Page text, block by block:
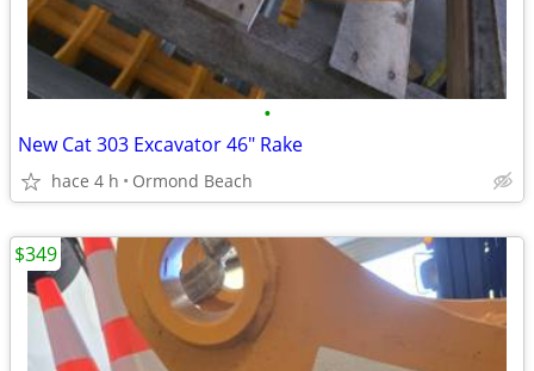
•
New Cat 303 Excavator 46" Rake
hace 4 h Ormond Beach
$349